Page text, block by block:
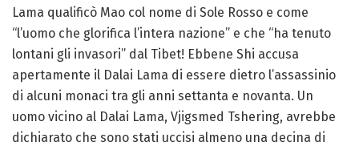
Lama qualificò Mao col nome di Sole Rosso e come
“l’uomo che glorifica l’intera nazione” e che “ha tenuto
lontani gli invasori” dal Tibet! Ebbene Shi accusa
apertamente il Dalai Lama di essere dietro l’assassinio
di alcuni monaci tra gli anni settanta e novanta. Un
uomo vicino al Dalai Lama, Vjigsmed Tshering, avrebbe
dichiarato che sono stati uccisi almeno una decina di